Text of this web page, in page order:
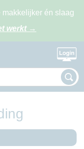
én slaag
werkt →